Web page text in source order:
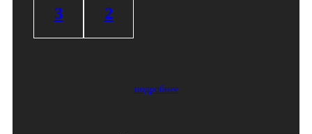
3 2
подробнее